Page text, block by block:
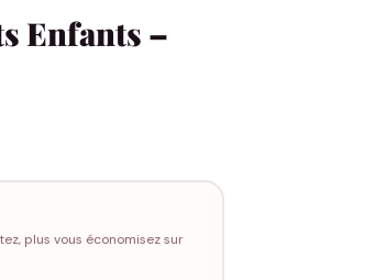
Enfants –
plus vous économisez sur